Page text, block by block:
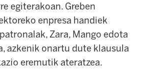
egiterakoan. Greben
enpresa handiek
Zara, Mango edota
azkenik onartu dute klausula
eremutik ateratzea.